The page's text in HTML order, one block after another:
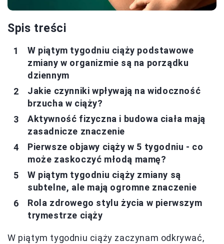
Spis treści
W piątym tygodniu ciąży podstawowe
zmiany w organizmie są na porządku
dziennym
Jakie czynniki wpływają na widoczność
brzucha w ciąży?
Aktywność fizyczna i budowa ciała mają
zasadnicze znaczenie
Pierwsze objawy ciąży w 5 tygodniu - co
może zaskoczyć młodą mamę?
W piątym tygodniu ciąży zmiany są
subtelne, ale mają ogromne znaczenie
Rola zdrowego stylu życia w pierwszym
trymestrze ciąży
W piątym tygodniu ciąży zaczynam odkrywać,